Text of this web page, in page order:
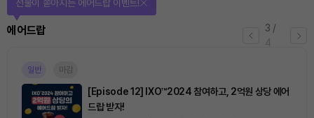
3 /
4
에어드랍
선물이 쏟아지는 에어드랍 이벤트!
일반 마감
[Episode 12] IXO™2024 참여하고, 2억원 상당 에어
드랍 받자!